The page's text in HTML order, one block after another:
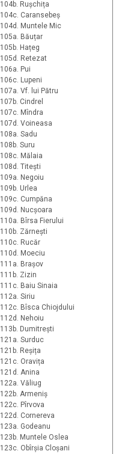
104b. Rușchița
104c. Caransebeș
104d. Muntele Mic
105a. Băuțar
105b. Hațeg
105d. Retezat
106a. Pui
106c. Lupeni
107a. Vf. lui Pătru
107b. Cindrel
107c. Mîndra
107d. Voineasa
108a. Sadu
108b. Suru
108c. Mălaia
108d. Titești
109a. Negoiu
109b. Urlea
109c. Cumpăna
109d. Nucșoara
110a. Bîrsa Fierului
110b. Zărnești
110c. Rucăr
110d. Moeciu
111a. Brașov
111b. Zizin
111c. Baiu Sinaia
112a. Siriu
112c. Bîsca Chiojdului
112d. Nehoiu
113b. Dumitrești
121a. Surduc
121b. Reșița
121c. Oravița
121d. Anina
122a. Văliug
122b. Armeniș
122c. Pîrvova
122d. Cornereva
123a. Godeanu
123b. Muntele Oslea
123c. Obîrșia Cloșani